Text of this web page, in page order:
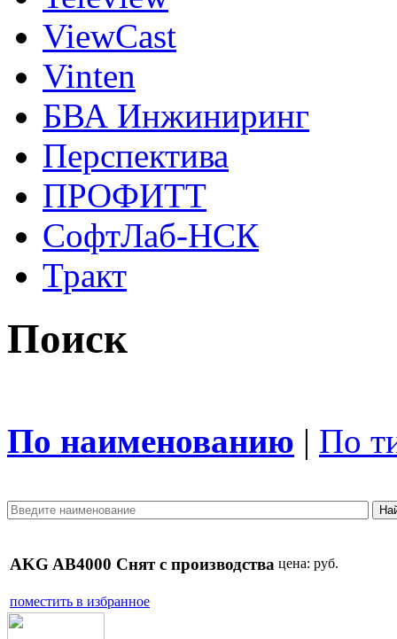
ViewCast
Vinten
БВА Инжиниринг
Перспектива
ПРОФИТТ
СофтЛаб-НСК
Тракт
Поиск
По наименованию | По
AKG AB4000 Снят с производства цена: руб.
поместить в избранное